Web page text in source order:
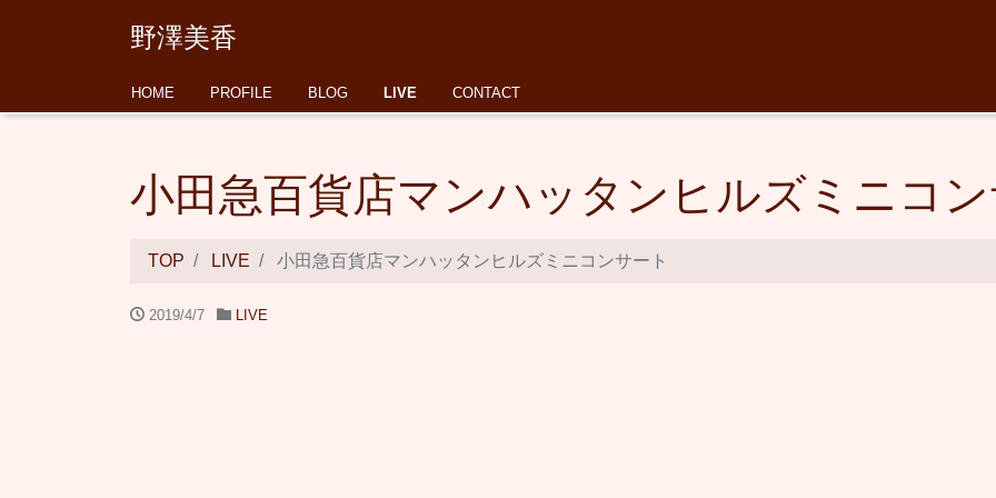
野澤美香
HOME PROFILE BLOG LIVE CONTACT
小田急百貨店マンハッタンヒルズミニコ
TOP LIVE 小田急百貨店マンハッタンヒルズミニコンサート
2019/4/7 LIVE